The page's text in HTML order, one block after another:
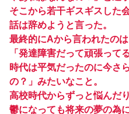
そこから若干ギスギスした
話は辞めようと言った。
最終的にAから言われたのは
「発達障害だって頑張って
時代は平気だったのに今さ
の？」みたいなこと。
高校時代からずっと悩んだ
鬱になっても将来の夢の為